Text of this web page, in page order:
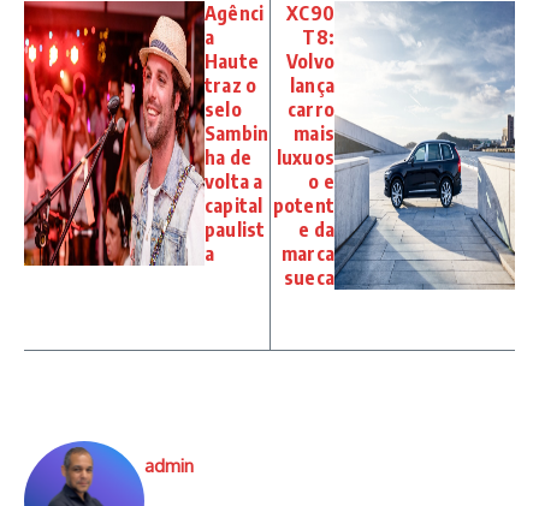
Agênci
a
Haute
traz o
selo
Sambin
ha de
volta a
capital
paulist
a
XC90
T8:
Volvo
lança
carro
mais
luxuos
o e
potent
e da
marca
sueca
admin